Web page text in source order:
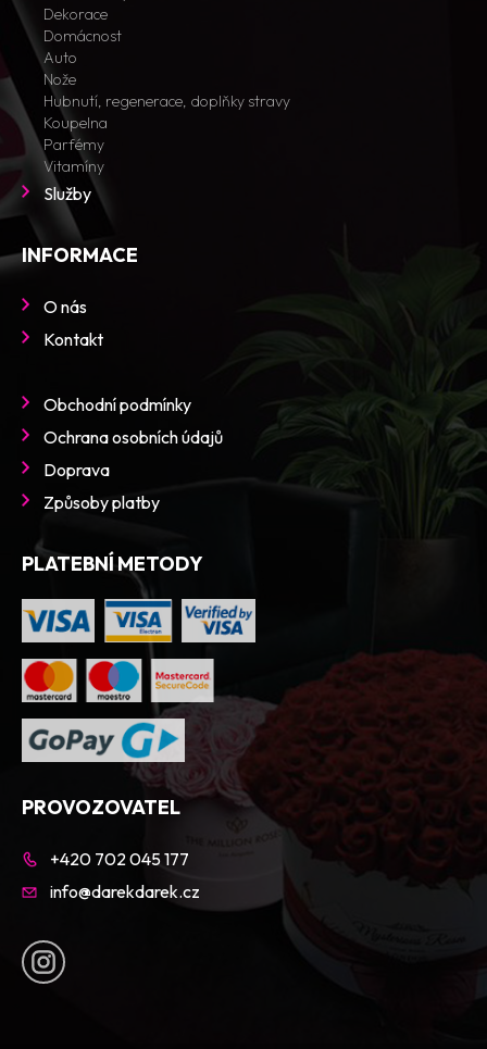
Dekorace
Domácnost
Auto
Nože
Hubnutí, regenerace, doplňky stravy
Koupelna
Parfémy
Vitamíny
Služby
INFORMACE
O nás
Kontakt
Obchodní podmínky
Ochrana osobních údajů
Doprava
Způsoby platby
PLATEBNÍ METODY
PROVOZOVATEL
+420 702 045 177
info@darekdarek.cz